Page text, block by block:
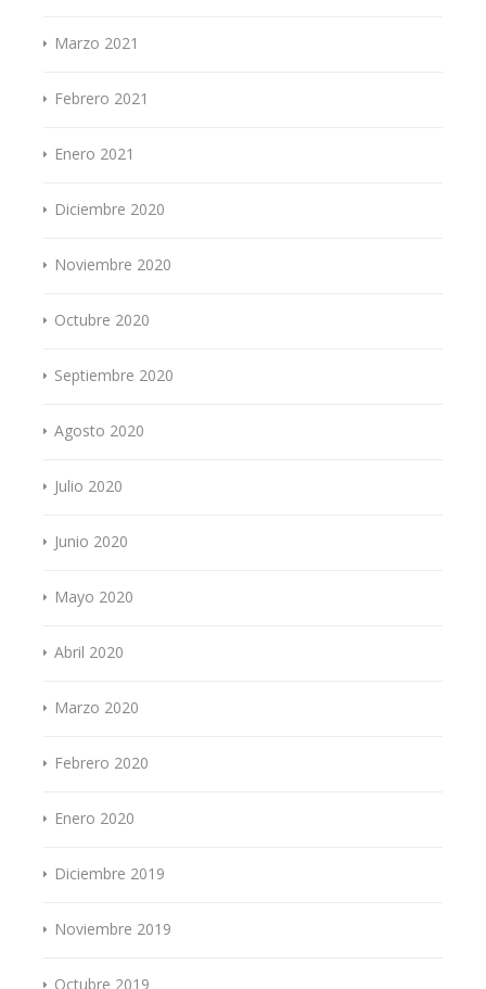
Marzo 2021
Febrero 2021
Enero 2021
Diciembre 2020
Noviembre 2020
Octubre 2020
Septiembre 2020
Agosto 2020
Julio 2020
Junio 2020
Mayo 2020
Abril 2020
Marzo 2020
Febrero 2020
Enero 2020
Diciembre 2019
Noviembre 2019
Octubre 2019